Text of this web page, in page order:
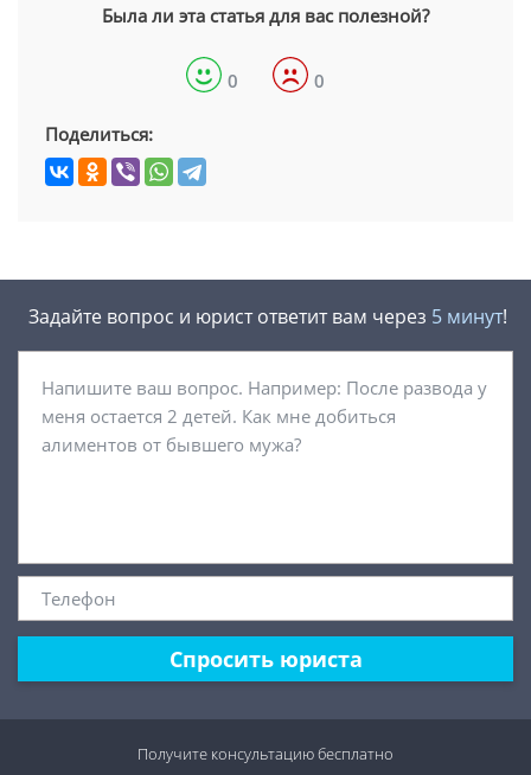
Была ли эта статья для вас полезной?
0 0
Поделиться:
Задайте вопрос и юрист ответит вам через 5 минут!
Спросить юриста
Получите консультациюбесплатно